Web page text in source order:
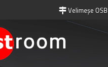
Velimeşe